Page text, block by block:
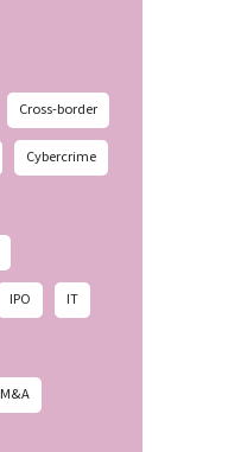
Cross-border
Cybercrime
IPO IT
M&A